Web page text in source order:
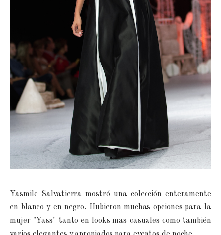
Yasmile Salvatierra mostró una colección enteramente
en blanco y en negro. Hubieron muchas opciones para la
mujer "Yass" tanto en looks mas casuales como también